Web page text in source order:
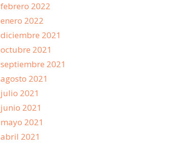
febrero 2022
enero 2022
diciembre 2021
octubre 2021
septiembre 2021
agosto 2021
julio 2021
junio 2021
mayo 2021
abril 2021